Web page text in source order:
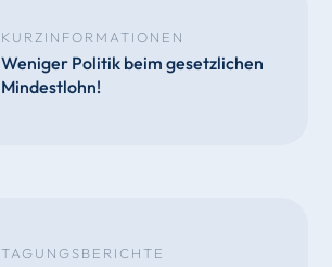
KURZINFORMATIONEN
Weniger Politik beim gesetzlichen
Mindestlohn!
TAGUNGSBERICHTE